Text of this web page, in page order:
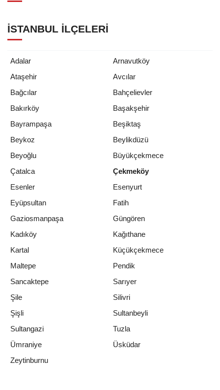
İSTANBUL İLÇELERI
Adalar
Arnavutköy
Ataşehir
Avcılar
Bağcılar
Bahçelievler
Bakırköy
Başakşehir
Bayrampaşa
Beşiktaş
Beykoz
Beylikdüzü
Beyoğlu
Büyükçekmece
Çatalca
Çekmeköy
Esenler
Esenyurt
Eyüpsultan
Fatih
Gaziosmanpaşa
Güngören
Kadıköy
Kağıthane
Kartal
Küçükçekmece
Maltepe
Pendik
Sancaktepe
Sarıyer
Şile
Silivri
Şişli
Sultanbeyli
Sultangazi
Tuzla
Ümraniye
Üsküdar
Zeytinburnu